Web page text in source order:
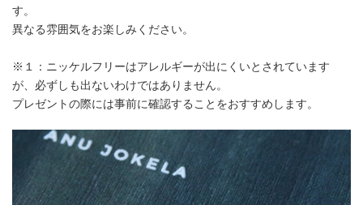
す。
異なる雰囲気をお楽しみください。
※１：ニッケルフリーはアレルギーが出にくいとされています
が、必ずしも出ないわけではありません。
プレゼントの際には事前に確認することをおすすめします。